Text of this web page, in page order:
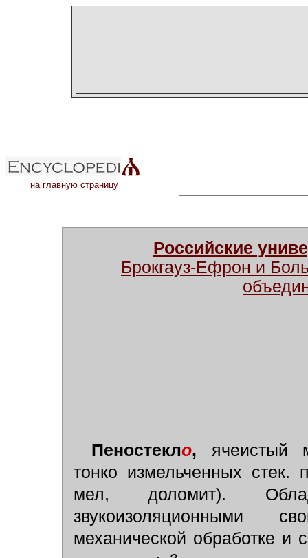
на главную страницу
Российские
Брокгауз-Ефрон и
Пеностекло, ячеистый
тонко измельченных стек.
мел, доломит).
звукоизоляционными
механической обработке и